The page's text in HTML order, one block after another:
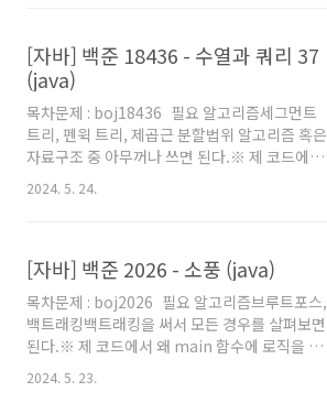
풀 때의 팁을 원하시는 분들도 보시는걸 추천드
립니다. 풀이 입력으로 쓰레기통의 가장 아래에
있는 N개의 드럼통이 주어진다. 그리고 항상 그
윗줄에는 N-1개의 드럼통이 있다고 했고, 그런식
으로 위로 쌓다가 가장 위 1개의 드럼통의 (x,y)
를 구하는 문제이다. 그래서 풀이자체는 간단한
데, N개의 입력이 주어지면 최종적으로 남은게 1
[자바] 백준 18436 - 수열과 쿼리 37
(java)
목차문제 : boj18436 필요 알고리즘세그먼트
트리, 펜윅 트리, 제곱근 분할법위 알고리즘 혹은
자료구조 중 아무꺼나 쓰면 된다.※ 제 코드에서
왜 main 함수에 로직을 직접 작성하지 않았는
지, 왜 Scanner를 쓰지 않고 BufferedReader
로 풀어보려고 시작하시는 분이나, 백준에서 자
천드립니다. 풀이 세그먼트 트리, 펜윅 트리, 제
곱근 분할법 등 풀 수 있는 방법은 많다. 아무튼
단일 업데이트, 범위 쿼리를 유효한 시간 내에 처
리 가능한 코드를 짜면 된다. 이하 코드는 펜윅 트
2024. 5. 24.
[자바] 백준 2026 - 소풍 (java)
목차문제 : boj2026 필요 알고리즘브루트포스,
백트래킹백트래킹을 써서 모든 경우를 살펴보면
된다.※ 제 코드에서 왜 main 함수에 로직을 직
접 작성하지 않았는지, 왜 Scanner를 쓰지 않고
BufferedReader를 사용했는지 등에 대해서는
2024. 5. 23.